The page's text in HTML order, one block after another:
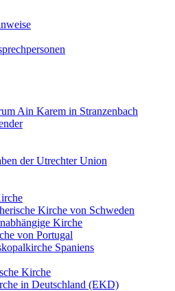
Ain Karem in Stranzenbach
der Utrechter Union
Kirche von Schweden
Kirche
von Portugal
Spaniens
Kirche
in Deutschland (EKD)